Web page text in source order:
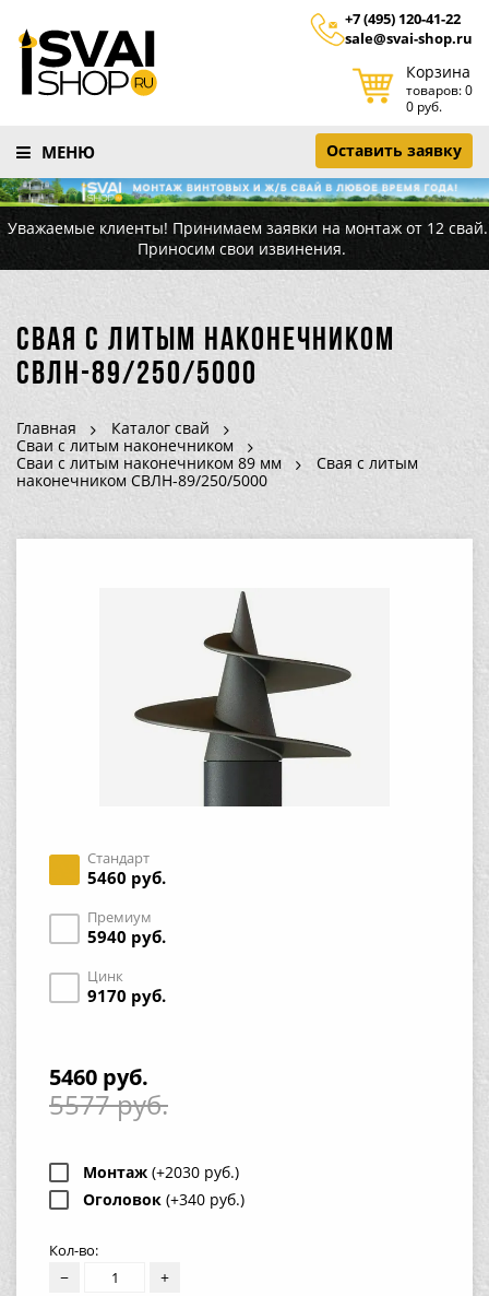
+7 (495) 120-41-22
sale@svai-shop.ru
Корзина
товаров: 0
0 руб.
МЕНЮ Оставить заявку
Уважаемые клиенты! Принимаем заявки на монтаж от 12 свай.
Приносим свои извинения.
Свая с литым наконечником
СВЛН-89/250/5000
Главная
Каталог свай
Сваи с литым наконечником
Сваи с литым наконечником 89 мм
Свая с литым
наконечником СВЛН-89/250/5000
Стандарт
5460 руб.
Премиум
5940 руб.
Цинк
9170 руб.
5460 руб.
5577 руб.
Монтаж (+2030 руб.)
Оголовок (+340 руб.)
Кол-во:
− +